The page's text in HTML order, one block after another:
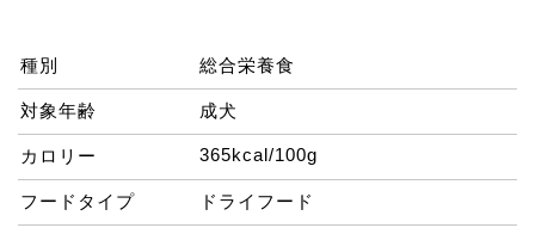
種別 総合栄養食
対象年齢 成犬
カロリー 365kcal/100g
フードタイプ ドライフード